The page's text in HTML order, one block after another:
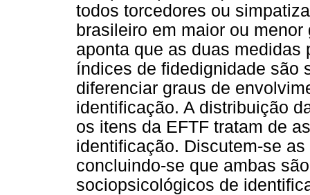
todos torcedores ou
brasileiro em maior ou
aponta que as duas
índices de fidedignidade são
diferenciar graus de
identificação. A distribuição
os itens da EFTF tratam de
identificação. Discutem-se
concluindo-se que ambas
sociopsicológicos de